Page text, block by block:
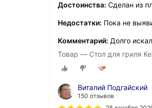
Достоинства: Сделан из
Недостатки: Пока не
Комментарий: Долго
Товар — Стол для гриля
Виталий Подгайский
150 отзывов